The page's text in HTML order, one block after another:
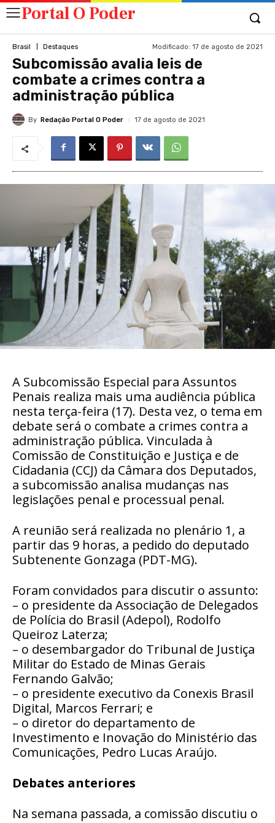
Portal O Poder
Brasil Destaques Modificado: 17 de agosto de 2021
Subcomissão avalia leis de
combate a crimes contra a
administração pública
By Redação Portal O Poder 17 de agosto de 2021
A Subcomissão Especial para Assuntos
Penais realiza mais uma audiência pública
nesta terça-feira (17). Desta vez, o tema em
debate será o combate a crimes contra a
administração pública. Vinculada à
Comissão de Constituição e Justiça e de
Cidadania (CCJ) da Câmara dos Deputados,
a subcomissão analisa mudanças nas
legislações penal e processual penal.
A reunião será realizada no plenário 1, a
partir das 9 horas, a pedido do deputado
Subtenente Gonzaga (PDT-MG).
Foram convidados para discutir o assunto:
– o presidente da Associação de Delegados
de Polícia do Brasil (Adepol), Rodolfo
Queiroz Laterza;
– o desembargador do Tribunal de Justiça
Militar do Estado de Minas Gerais
Fernando Galvão;
– o presidente executivo da Conexis Brasil
Digital, Marcos Ferrari; e
– o diretor do departamento de
Investimento e Inovação do Ministério das
Comunicações, Pedro Lucas Araújo.
Debates anteriores
Na semana passada, a comissão discutiu o